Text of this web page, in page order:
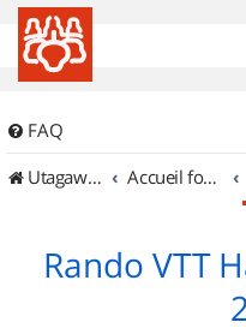
FAQ
UtagawaVTT (Randos VTT et VTTAE avec traces GPS)
Accueil forum
Rando VTT